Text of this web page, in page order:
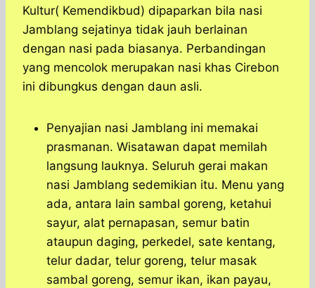
Kultur( Kemendikbud) dipaparkan bila nasi
Jamblang sejatinya tidak jauh berlainan
dengan nasi pada biasanya. Perbandingan
yang mencolok merupakan nasi khas Cirebon
ini dibungkus dengan daun asli.
Penyajian nasi Jamblang ini memakai
prasmanan. Wisatawan dapat memilah
langsung lauknya. Seluruh gerai makan
nasi Jamblang sedemikian itu. Menu yang
ada, antara lain sambal goreng, ketahui
sayur, alat pernapasan, semur batin
ataupun daging, perkedel, sate kentang,
telur dadar, telur goreng, telur masak
sambal goreng, semur ikan, ikan payau,